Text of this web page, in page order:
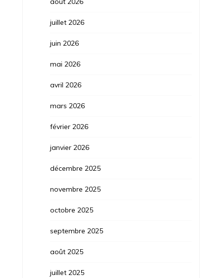
juillet 2026
juin 2026
mai 2026
avril 2026
mars 2026
février 2026
janvier 2026
décembre 2025
novembre 2025
octobre 2025
septembre 2025
août 2025
juillet 2025